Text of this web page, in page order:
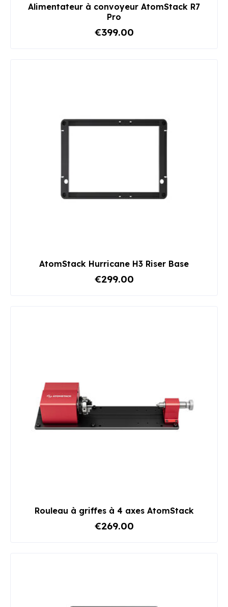
Alimentateur à convoyeur AtomStack R7
Pro
€399.00
AtomStack Hurricane H3 Riser Base
€299.00
Rouleau à griffes à 4 axes AtomStack
€269.00